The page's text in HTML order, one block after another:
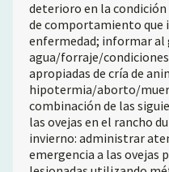
deterioro en la
de comportamiento que
enfermedad; informar al
agua/forraje/
apropiadas de cría de
hipotermia/aborto/
combinación de las
las ovejas en el rancho
invierno: administrar
emergencia a las ovejas